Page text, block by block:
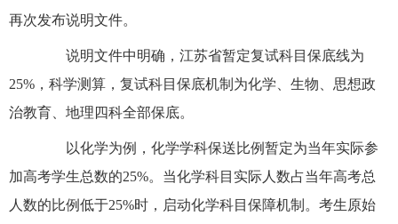
再次发布说明文件。
说明文件中明确，江苏省暂定复试科目保底线为
25%，科学测算，复试科目保底机制为化学、生物、思想政
治教育、地理四科全部保底。
以化学为例，化学学科保送比例暂定为当年实际参
加高考学生总数的25%。当化学科目实际人数占当年高考总
人数的比例低于25%时，启动化学科目保障机制。考生原始